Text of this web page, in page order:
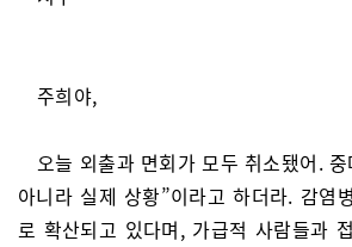
주희야,
오늘 외출과 면회가 모두 취소됐어.
아니라 실제 상황”이라고 하더라. 감염
로 확산되고 있다며, 가급적 사람들과